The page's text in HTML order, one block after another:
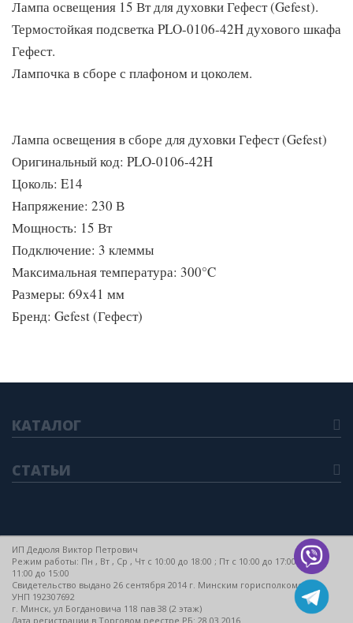
Лампа освещения 15 Вт для духовки Гефест (Gefest).
Термостойкая подсветка PLO-0106-42H духового шкафа
Гефест.
Лампочка в сборе с плафоном и цоколем.
Лампа освещения в сборе для духовки Гефест (Gefest)
Оригинальный код: PLO-0106-42H
Цоколь: E14
Напряжение: 230 В
Мощность: 15 Вт
Подключение: 3 клеммы
Максимальная температура: 300°C
Размеры: 69x41 мм
Бренд: Gefest (Гефест)
КАТАЛОГ
СТАТЬИ
ИП Дедюля Виктор Петрович
Режим работы: Пн , Вт , Ср , Чт c 10:00 до 18:00 ; Пт c 10:00 до 17:00 ; Сб c
11:00 до 15:00
Свидетельство выдано 26 сентября 2014 г. Минским горисполкомом
УНП 192307692
г. Минск, ул Богдановича 118 пав 38 (2 этаж)
Дата регистрации в Торговом реестре РБ: 28.03.2016